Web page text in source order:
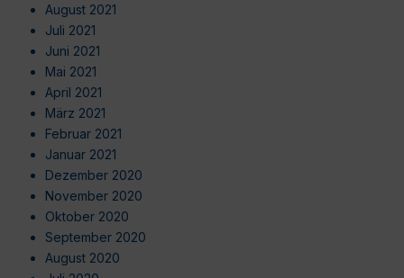
August 2021
Juli 2021
Juni 2021
Mai 2021
April 2021
März 2021
Februar 2021
Januar 2021
Dezember 2020
November 2020
Oktober 2020
September 2020
August 2020